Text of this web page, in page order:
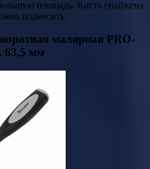
площадь. Кисть снабжена
подвесить.
малярная PRO-
63,5 мм